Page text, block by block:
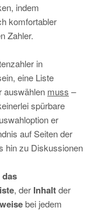
indem
komfortabler
Zahler.
in
eine Liste
auswählen muss –
spürbare
er
auf Seiten der
hin zu Diskussionen
das
, der Inhaltder
bei jedem